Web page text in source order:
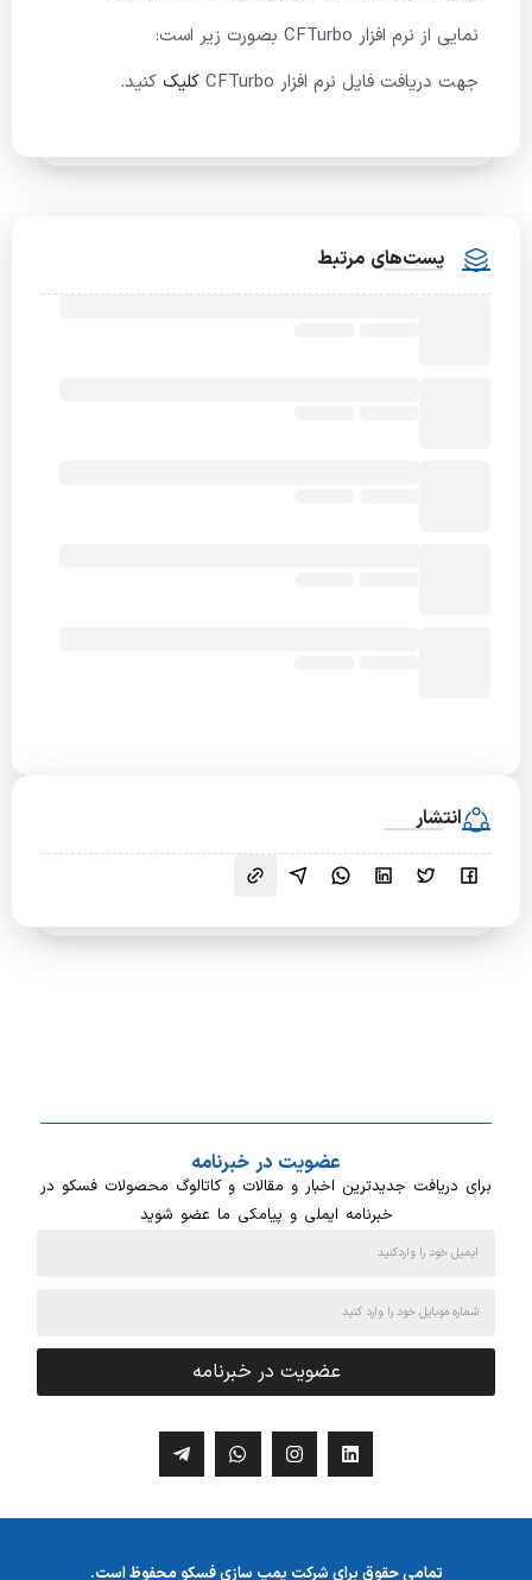
نمایی از نرم افزار CFTurbo بصورت زیر است:
جهت دریافت فایل نرم افزار CFTurbo
کلیک کنید.
پست‌های مرتبط
انتشار
عضویت در خبرنامه
برای دریافت جدیدترین اخبار و مقالات و کاتالوگ محصولات فسکو در
خبرنامه ایملی و پیامکی ما عضو شوید
عضویت در خبرنامه
تمامی حقوق برای شرکت پمپ سازی فسکو محفوظ است.